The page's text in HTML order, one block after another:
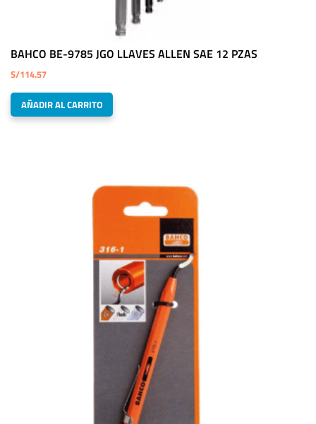
BAHCO BE-9785 JGO LLAVES ALLEN SAE 12 PZAS
S/114.57
AÑADIR AL CARRITO